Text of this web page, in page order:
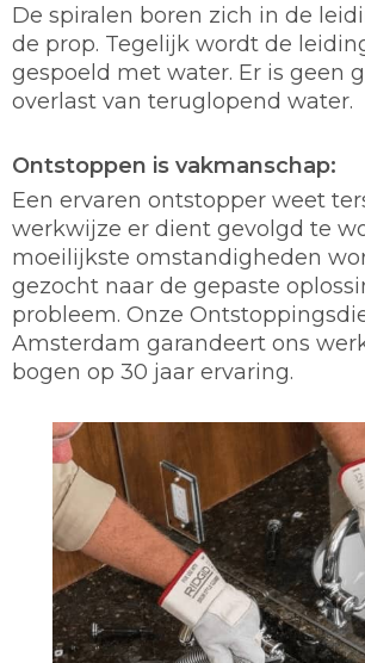
De spiralen boren zich in de
de prop. Tegelijk wordt de
gespoeld met water. Er is geen
overlast van teruglopend water.
Ontstoppen is vakmanschap:
Een ervaren ontstopper weet
werkwijze er dient gevolgd te
moeilijkste omstandigheden
gezocht naar de gepaste
probleem. Onze
Amsterdam garandeert ons
bogen op 30 jaar ervaring.